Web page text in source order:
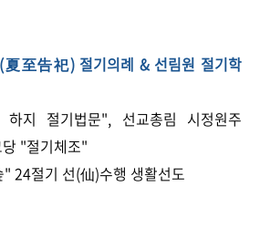
至告祀) 절기의례 & 선림원 절기학
지 절기법문", 선교총림 시정원주
"절기체조"
24절기 선(仙)수행 생활선도